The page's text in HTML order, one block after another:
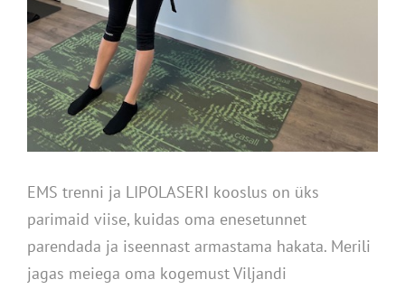
EMS trenni ja LIPOLASERI kooslus on üks
parimaid viise, kuidas oma enesetunnet
parendada ja iseennast armastama hakata. Merili
jagas meiega oma kogemust Viljandi